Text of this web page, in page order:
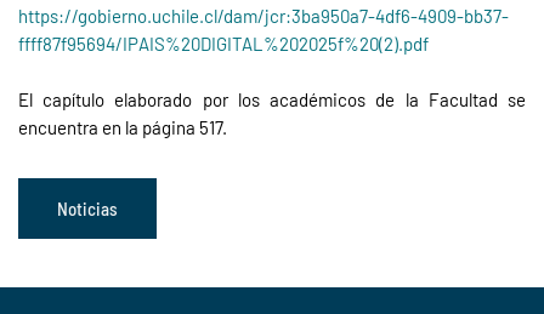
https://gobierno.uchile.cl/dam/jcr:3ba950a7-4df6-4909-bb37-
ffff87f95694/IPAIS%20DIGITAL%202025f%20(2).pdf
El capítulo elaborado por los académicos de la Facultad se
encuentra en la página 517.
Noticias